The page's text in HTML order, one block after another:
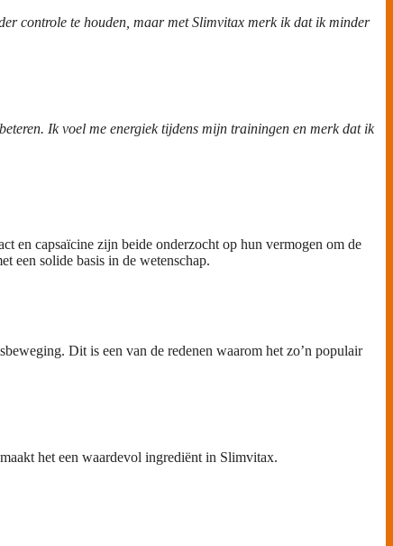
controle te houden, maar met Slimvitax merk ik dat ik minder
Ik voel me energiek tijdens mijn trainingen en merk dat ik
en capsaïcine zijn beide onderzocht op hun vermogen om de
een solide basis in de wetenschap.
Dit is een van de redenen waarom het zo’n populair
het een waardevol ingrediënt in Slimvitax.